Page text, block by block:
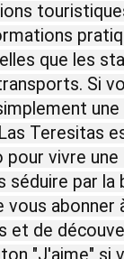
que les
Si
Teresitas
vivre
séduire par
abonner
et de